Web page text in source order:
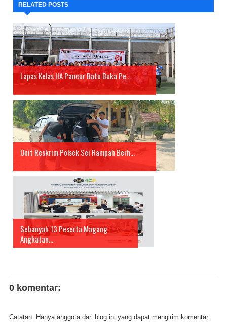
RELATED POSTS
Lapas Kelas IIA Pancur Batu Buka Pe...
Unit Reskrim Polsek Sei Rampah Berh...
Sebanyak 13 Peserta Magang
Angkatan...
0 komentar:
Catatan: Hanya anggota dari blog ini yang dapat mengirim komentar.